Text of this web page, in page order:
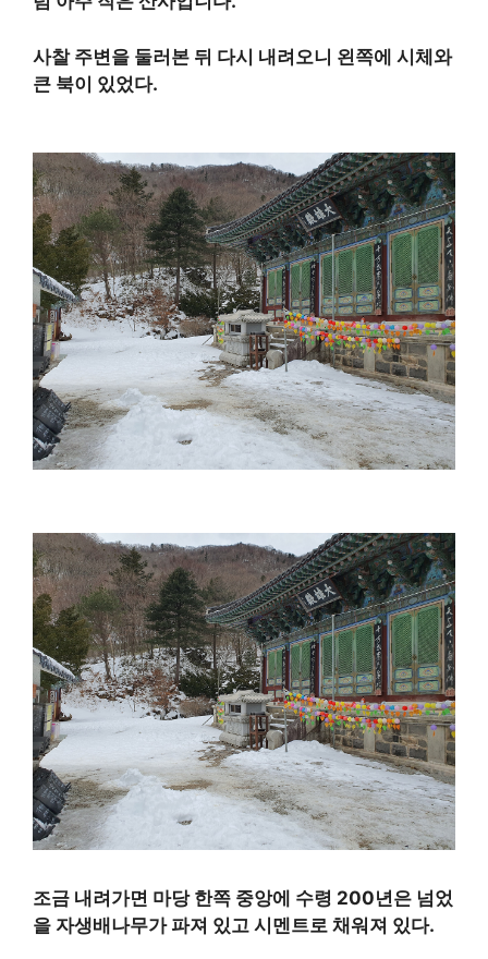
사찰 주변을 둘러본 뒤 다시 내려오니 왼쪽에 시체와
큰 북이 있었다.
조금 내려가면 마당 한쪽 중앙에 수령 200년은 넘었
을 자생배나무가 파져 있고 시멘트로 채워져 있다.